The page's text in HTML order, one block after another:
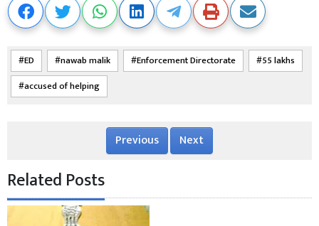
ED nawab malik Enforcement Directorate
55 lakhs
accused of helping
Previous Next
Related Posts